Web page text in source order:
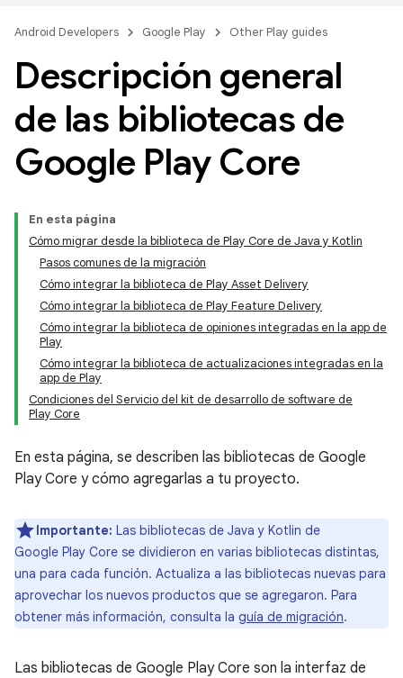
Android Developers Google Play Other Play guides
Descripción general
de las bibliotecas de
Google Play Core
En esta página
Cómo migrar desde la biblioteca de Play Core de Java y Kotlin
Pasos comunes de la migración
Cómo integrar la biblioteca de Play Asset Delivery
Cómo integrar la biblioteca de Play Feature Delivery
Cómo integrar la biblioteca de opiniones integradas en la app de
Play
Cómo integrar la biblioteca de actualizaciones integradas en la
app de Play
Condiciones del Servicio del kit de desarrollo de software de
Play Core
En esta página, se describen las bibliotecas de Google
Play Core y cómo agregarlas a tu proyecto.
Importante: Las bibliotecas de Java y Kotlin de
Google Play Core se dividieron en varias bibliotecas distintas,
una para cada función. Actualiza a las bibliotecas nuevas para
aprovechar los nuevos productos que se agregaron. Para
obtener más información, consulta la guía de migración.
Las bibliotecas de Google Play Core son la interfaz de